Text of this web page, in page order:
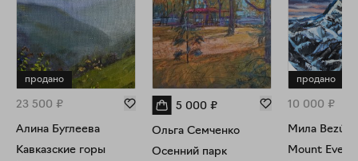
продано
23 500 ₽
Алина Буглеева
Кавказские горы
5 000 ₽
Ольга Семченко
Осенний парк
продано
10 000 ₽
Мила Bezú
Mount